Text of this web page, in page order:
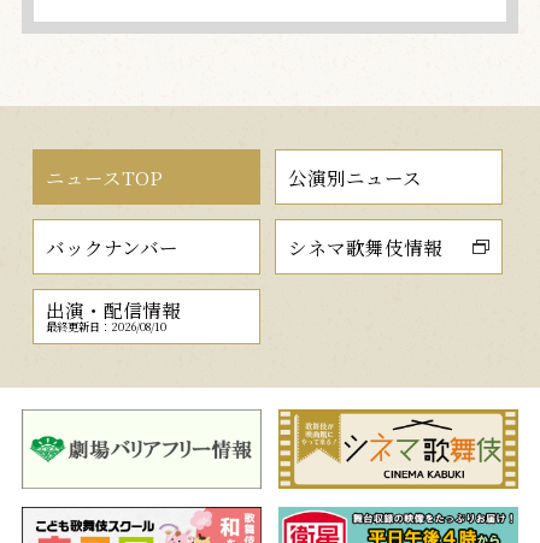
ニュースTOP 公演別ニュース
バックナンバー シネマ歌舞伎情報
出演・配信情報
最終更新日：2026/08/10